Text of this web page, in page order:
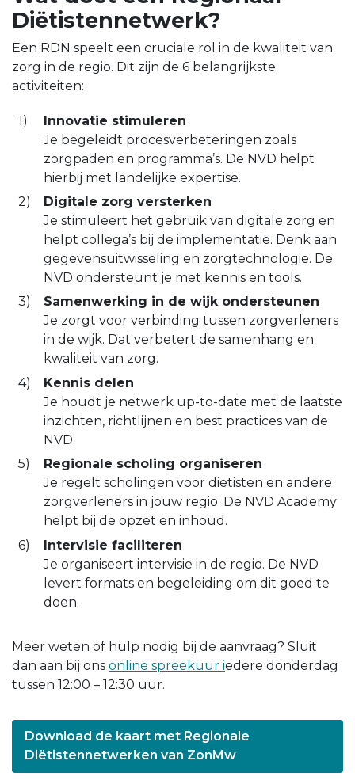
Diëtistennetwerk?
Een RDN speelt een cruciale rol in de kwaliteit van
zorg in de regio. Dit zijn de 6 belangrijkste
activiteiten:
Innovatie stimuleren
Je begeleidt procesverbeteringen zoals
zorgpaden en programma’s. De NVD helpt
hierbij met landelijke expertise.
Digitale zorg versterken
Je stimuleert het gebruik van digitale zorg en
helpt collega’s bij de implementatie. Denk aan
gegevensuitwisseling en zorgtechnologie. De
NVD ondersteunt je met kennis en tools.
Samenwerking in de wijk ondersteunen
Je zorgt voor verbinding tussen zorgverleners
in de wijk. Dat verbetert de samenhang en
kwaliteit van zorg.
Kennis delen
Je houdt je netwerk up-to-date met de laatste
inzichten, richtlijnen en best practices van de
NVD.
Regionale scholing organiseren
Je regelt scholingen voor diëtisten en andere
zorgverleners in jouw regio. De NVD Academy
helpt bij de opzet en inhoud.
Intervisie faciliteren
Je organiseert intervisie in de regio. De NVD
levert formats en begeleiding om dit goed te
doen.
Meer weten of hulp nodig bij de aanvraag? Sluit
dan aan bij ons online spreekuur iedere donderdag
tussen 12:00 – 12:30 uur.
Download de kaart met Regionale
Diëtistennetwerken van ZonMw